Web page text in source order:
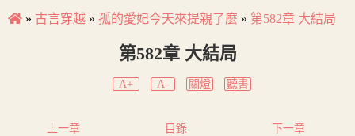
» 古言穿越 » 孤的愛妃今天來提親了麼 » 第582章 大結局
第582章 大結局
A+ A- 關燈 聽書
上一章 目錄 下一章